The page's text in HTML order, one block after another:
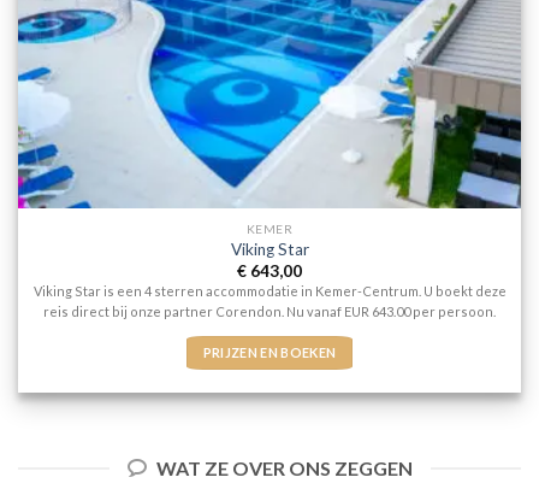
KEMER
Viking Star
€ 643,00
Viking Star is een 4 sterren accommodatie in Kemer-Centrum. U boekt deze
reis direct bij onze partner Corendon. Nu vanaf EUR 643.00 per persoon.
PRIJZEN EN BOEKEN
WAT ZE OVER ONS ZEGGEN